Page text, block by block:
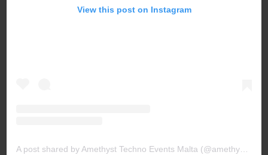
View this post on Instagram
A post shared by Amethyst Techno Events Malta (@amethyst_techno)